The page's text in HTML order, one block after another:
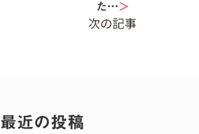
た…＞
最近の投稿